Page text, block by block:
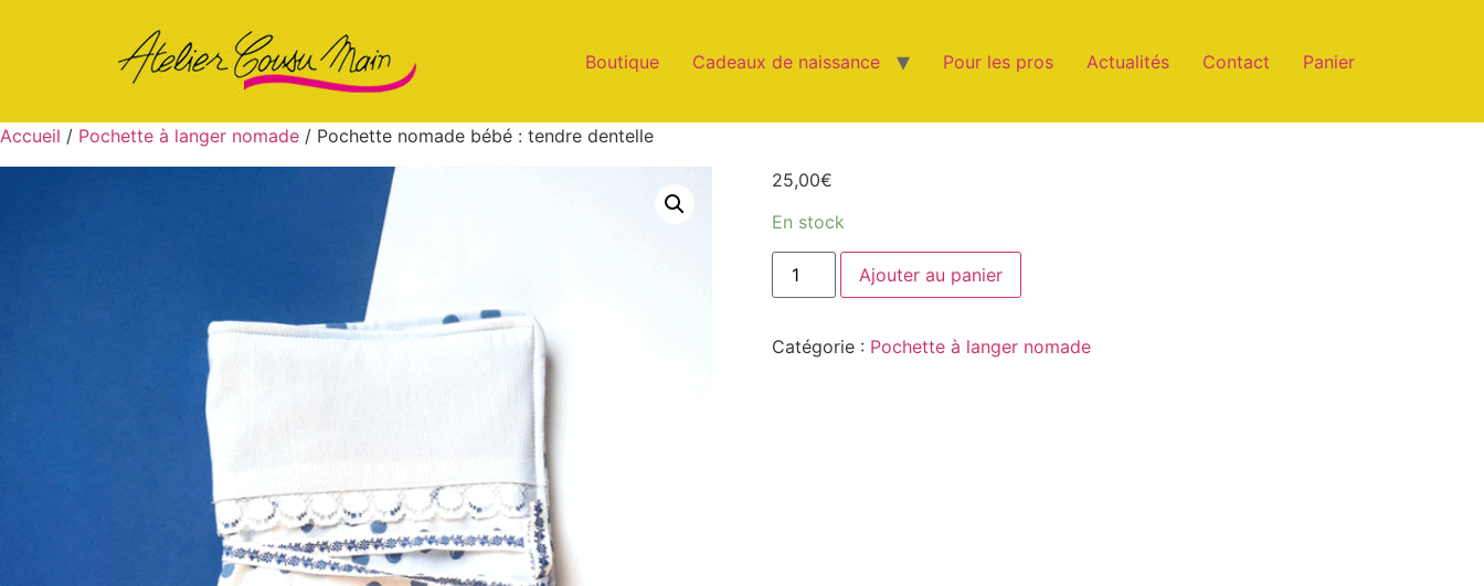
Boutique Cadeaux de naissance Pour les pros Actualités Contact Panier
Accueil / Pochette à langer nomade / Pochette nomade bébé : tendre dentelle
25,00€
En stock
Ajouter au panier
Catégorie : Pochette à langer nomade